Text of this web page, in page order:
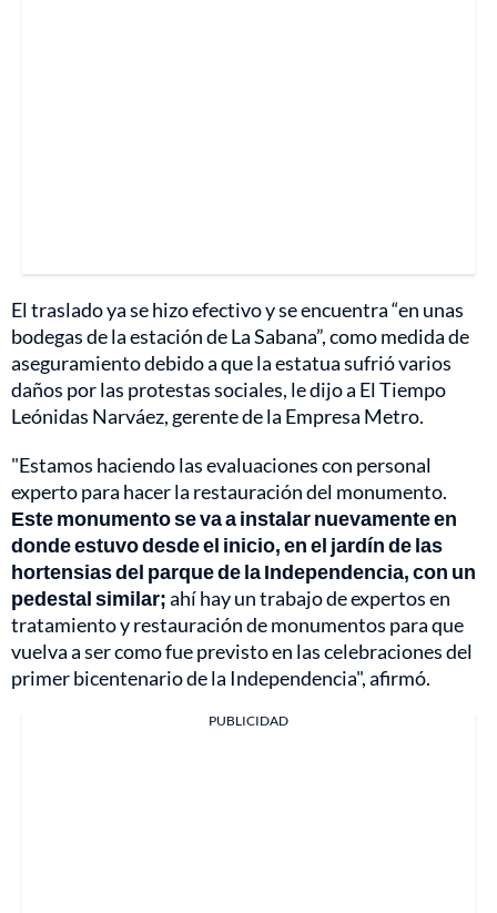
El traslado ya se hizo efectivo y se encuentra “en unas
bodegas de la estación de La Sabana”, como medida de
aseguramiento debido a que la estatua sufrió varios
daños por las protestas sociales, le dijo a El Tiempo
Leónidas Narváez, gerente de la Empresa Metro.
"Estamos haciendo las evaluaciones con personal
experto para hacer la restauración del monumento.
Este monumento se va a instalar nuevamente en
donde estuvo desde el inicio, en el jardín de las
hortensias del parque de la Independencia, con un
pedestal similar;ahí hay un trabajo de expertos en
tratamiento y restauración de monumentos para que
vuelva a ser como fue previsto en las celebraciones del
primer bicentenario de la Independencia", afirmó.
PUBLICIDAD